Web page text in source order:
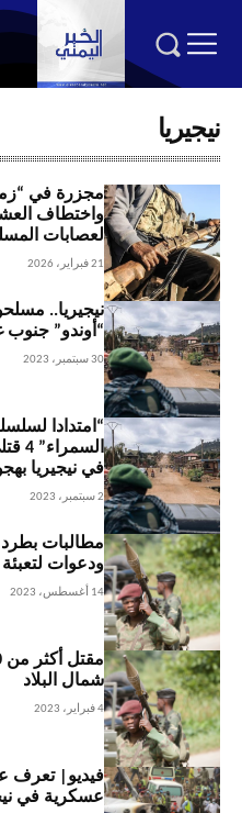
نيجيريا
واختطاف
لعصابات
21 فبراير، 2026
“أوندو” جنوب
30 سبتمبر، 2023
“امتدادا
في نيجيريا
2 سبتمبر، 2023
مطالبات بطرد
ودعوات
14 أغسطس، 2023
شمال البلاد
4 فبراير، 2023
فيديو| تعرف
عسكرية في